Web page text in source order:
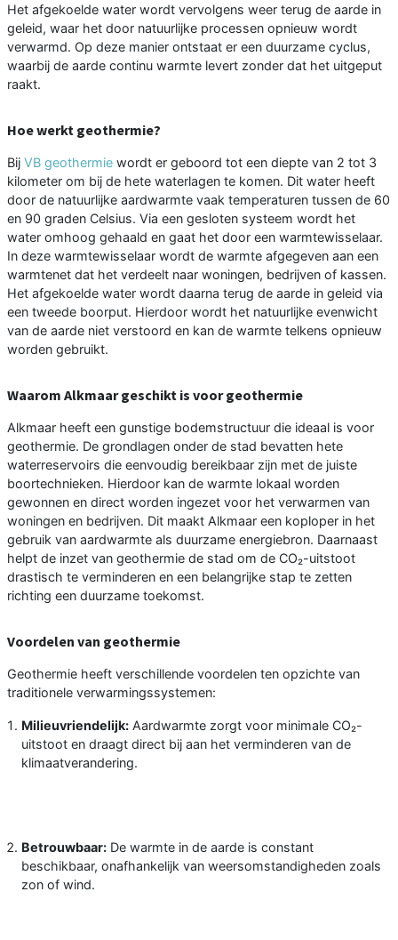
Het afgekoelde water wordt vervolgens weer terug de aarde in
geleid, waar het door natuurlijke processen opnieuw wordt
verwarmd. Op deze manier ontstaat er een duurzame cyclus,
waarbij de aarde continu warmte levert zonder dat het uitgeput
raakt.
Hoe werkt geothermie?
Bij VB geothermie wordt er geboord tot een diepte van 2 tot 3
kilometer om bij de hete waterlagen te komen. Dit water heeft
door de natuurlijke aardwarmte vaak temperaturen tussen de 60
en 90 graden Celsius. Via een gesloten systeem wordt het
water omhoog gehaald en gaat het door een warmtewisselaar.
In deze warmtewisselaar wordt de warmte afgegeven aan een
warmtenet dat het verdeelt naar woningen, bedrijven of kassen.
Het afgekoelde water wordt daarna terug de aarde in geleid via
een tweede boorput. Hierdoor wordt het natuurlijke evenwicht
van de aarde niet verstoord en kan de warmte telkens opnieuw
worden gebruikt.
Waarom Alkmaar geschikt is voor geothermie
Alkmaar heeft een gunstige bodemstructuur die ideaal is voor
geothermie. De grondlagen onder de stad bevatten hete
waterreservoirs die eenvoudig bereikbaar zijn met de juiste
boortechnieken. Hierdoor kan de warmte lokaal worden
gewonnen en direct worden ingezet voor het verwarmen van
woningen en bedrijven. Dit maakt Alkmaar een koploper in het
gebruik van aardwarmte als duurzame energiebron. Daarnaast
helpt de inzet van geothermie de stad om de CO₂-uitstoot
drastisch te verminderen en een belangrijke stap te zetten
richting een duurzame toekomst.
Voordelen van geothermie
Geothermie heeft verschillende voordelen ten opzichte van
traditionele verwarmingssystemen:
Milieuvriendelijk: Aardwarmte zorgt voor minimale CO₂-
uitstoot en draagt direct bij aan het verminderen van de
klimaatverandering.
Betrouwbaar: De warmte in de aarde is constant
beschikbaar, onafhankelijk van weersomstandigheden zoals
zon of wind.